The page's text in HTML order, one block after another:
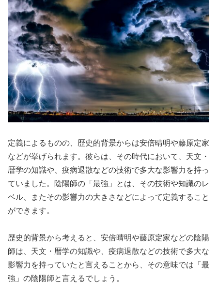
定義によるものの、歴史的背景からは安倍晴明や藤原定家
などが挙げられます。彼らは、その時代において、天文・
暦学の知識や、疫病退散などの技術で多大な影響力を持っ
ていました。陰陽師の「最強」とは、その技術や知識のレ
ベル、またその影響力の大きさなどによって定義すること
ができます。
歴史的背景から考えると、安倍晴明や藤原定家などの陰陽
師は、天文・暦学の知識や、疫病退散などの技術で多大な
影響力を持っていたと言えることから、その意味では「最
強」の陰陽師と言えるでしょう。